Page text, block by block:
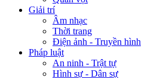
Giải trí
Âm nhạc
Thời trang
Điện ảnh - Truyền hình
Pháp luật
An ninh - Trật tự
Hình sự - Dân sự